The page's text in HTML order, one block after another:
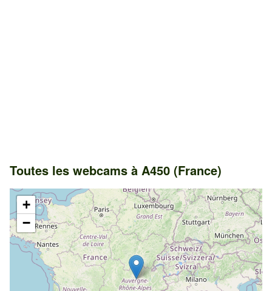
Toutes les webcams à A450 (France)
+
−